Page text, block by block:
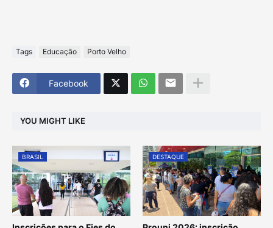
Tags Educação Porto Velho
Facebook
YOU MIGHT LIKE
BRASIL DESTAQUE